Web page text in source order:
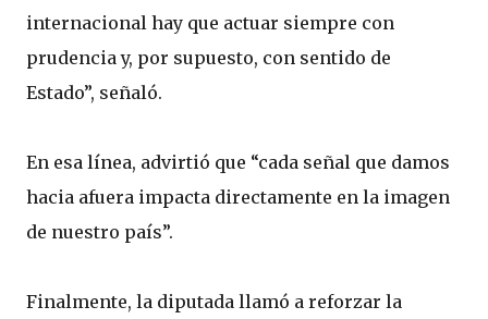
internacional hay que actuar siempre con
prudencia y, por supuesto, con sentido de
Estado”, señaló.
En esa línea, advirtió que “cada señal que damos
hacia afuera impacta directamente en la imagen
de nuestro país”.
Finalmente, la diputada llamó a reforzar la